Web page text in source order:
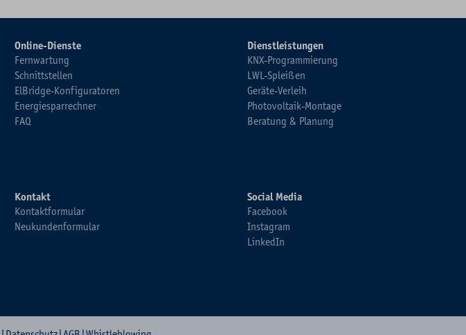
Online-Dienste
Fernwartung
Schnittstellen
ElBridge-Konfiguratoren
Energiesparrechner
FAQ
Dienstleistungen
KNX-Programmierung
LWL-Spleißen
Geräte-Verleih
Photovoltaik-Montage
Beratung & Planung
Kontakt
Kontaktformular
Neukundenformular
Social Media
Facebook
Instagram
LinkedIn